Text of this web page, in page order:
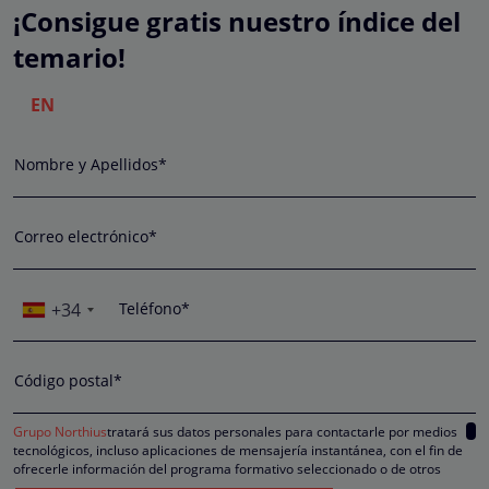
¡Consigue gratis nuestro índice del
temario!
EN
Nombre y Apellidos*
Correo electrónico*
+34 Teléfono*
Código postal*
Grupo Northiustratará sus datos personales para contactarle por medios
tecnológicos, incluso aplicaciones de mensajería instantánea, con el fin de
ofrecerle información del programa formativo seleccionado o de otros